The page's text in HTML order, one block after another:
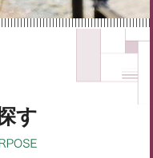
す